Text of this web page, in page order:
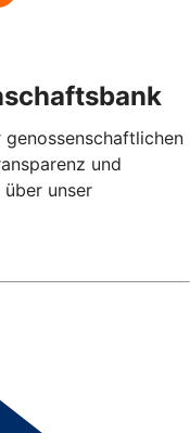
und
unser